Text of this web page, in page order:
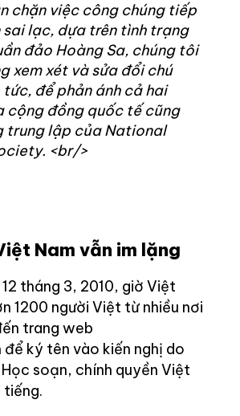
chặn việc công chúng tiếp
sai lạc, dựa trên tình trạng
đảo Hoàng Sa, chúng tôi
xem xét và sửa đổi chú
để phản ánh cả hai
cộng đồng quốc tế cũng
trung lập của National
<br/>
Nam vẫn im lặng
tháng 3, 2010, giờ Việt
1200 người Việt từ nhiều nơi
trang web
ký tên vào kiến nghị do
soạn, chính quyền Việt
tiếng.